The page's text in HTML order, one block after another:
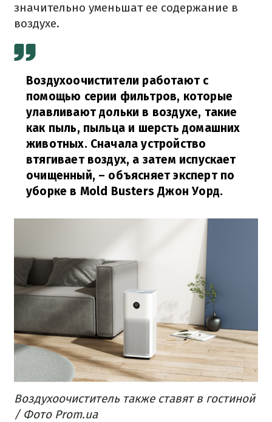
значительно уменьшат ее содержание в
воздухе.
Воздухоочистители работают с
помощью серии фильтров, которые
улавливают дольки в воздухе, такие
как пыль, пыльца и шерсть домашних
животных. Сначала устройство
втягивает воздух, а затем испускает
очищенный, – объясняет эксперт по
уборке в Mold Busters Джон Уорд.
Воздухоочиститель также ставят в гостиной
/ Фото Prom.ua